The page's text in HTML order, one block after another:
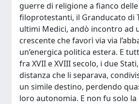
guerre di religione a fianco
filoprotestanti, il Granducato di
ultimi Medici, andò incontro ad
crescente che favorì via via
un’energica politica estera. E
fra XVII e XVIII secolo, i due
distanza che li separava,
un simile destino, perdendo
loro autonomia. E non fu solo la